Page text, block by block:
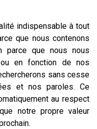
indispensable à tout
que nous contenons
parce que nous nous
en fonction de nos
sans cesse
et nos paroles. Ce
au respect
notre propre valeur